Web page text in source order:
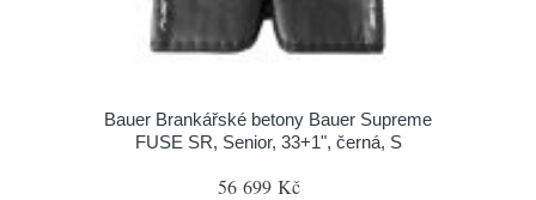
Bauer Brankářské betony Bauer Supreme
FUSE SR, Senior, 33+1", černá, S
56 699 Kč